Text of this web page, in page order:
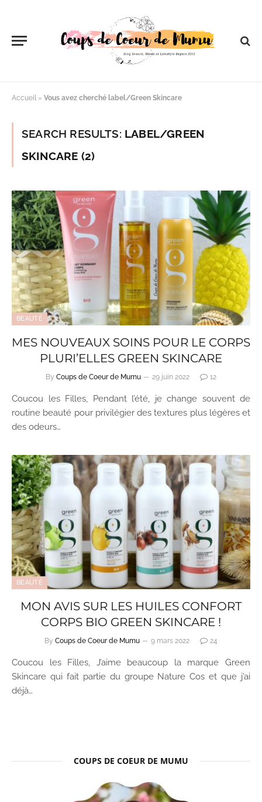
Accueil » Vous avez cherché label/Green Skincare
SEARCH RESULTS: LABEL/GREEN
SKINCARE (2)
BEAUTÉ
MES NOUVEAUX SOINS POUR LE CORPS
PLURI’ELLES GREEN SKINCARE
By Coups de Coeur de Mumu 29 juin 2022 12
Coucou les Filles, Pendant l’été, je change souvent de
routine beauté pour privilégier des textures plus légères et
des odeurs…
BEAUTÉ
MON AVIS SUR LES HUILES CONFORT
CORPS BIO GREEN SKINCARE !
By Coups de Coeur de Mumu 9 mars 2022 24
Coucou les Filles, J’aime beaucoup la marque Green
Skincare qui fait partie du groupe Nature Cos et que j’ai
déjà…
COUPS DE COEUR DE MUMU